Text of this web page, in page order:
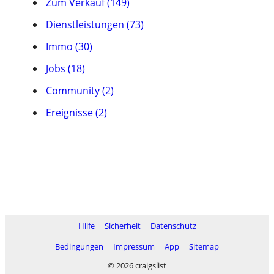
Dienstleistungen (73)
Immo (30)
Jobs (18)
Community (2)
Ereignisse (2)
Hilfe Sicherheit
Datenschutz
Bedingungen
Impressum App
Sitemap
© 2026 craigslist